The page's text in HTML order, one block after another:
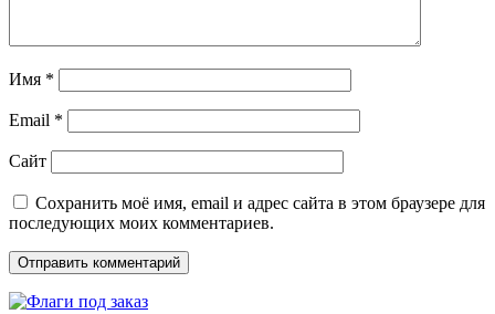
Имя *
Email *
Сайт
Сохранить моё имя, email и адрес сайта в этом браузере для
последующих моих комментариев.